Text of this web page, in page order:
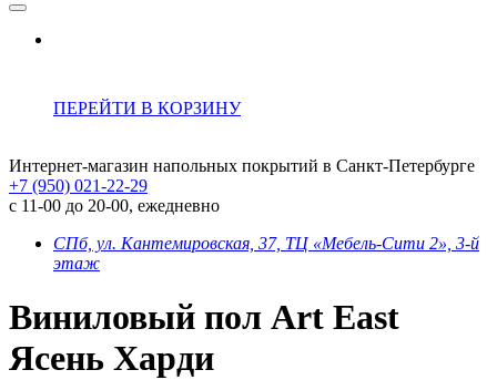
ПЕРЕЙТИ В КОРЗИНУ
Интернет-магазин напольных покрытий в Санкт-Петербурге
+7 (950) 021-22-29
с 11-00 до 20-00, ежедневно
СПб, ул. Кантемировская, 37, ТЦ «Мебель-Сити 2», 3-й
этаж
Виниловый пол Art East
Ясень Харди